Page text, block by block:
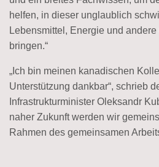
helfen, in dieser unglaublich
Lebensmittel, Energie und
bringen.“
„Ich bin meinen kanadischen
Unterstützung dankbar“, schrieb
Infrastruktur­minister Oleksandr
naher Zukunft werden wir
Rahmen des gemeinsamen